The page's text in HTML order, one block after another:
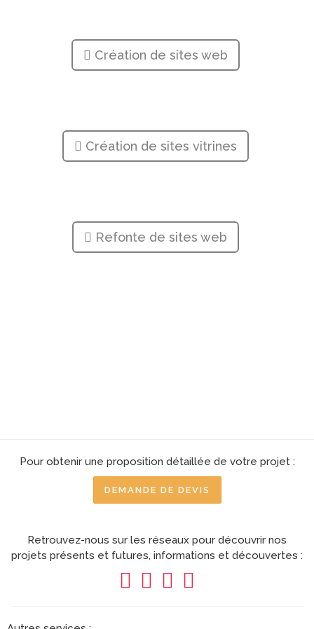
Création de sites web
Création de sites vitrines
Refonte de sites web
Pour obtenir une proposition détaillée de votre projet :
DEMANDE DE DEVIS
Retrouvez-nous sur les réseaux pour découvrir nos
projets présents et futures, informations et découvertes :